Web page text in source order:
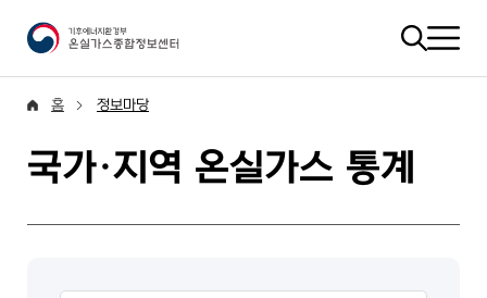
홈 정보마당
국가·지역 온실가스 통계